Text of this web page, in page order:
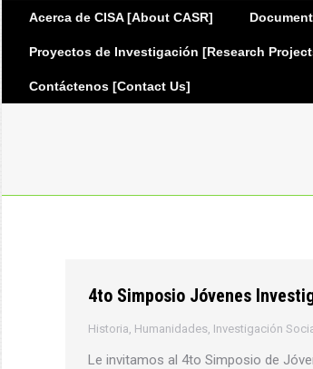
Acerca de CISA [About CASR]
Proyectos de Investigación [Research
Contáctenos [Contact Us]
4to Simposio Jóvenes
Historia, Humanidades, Investigación
Le invitamos al 4to Simposio de